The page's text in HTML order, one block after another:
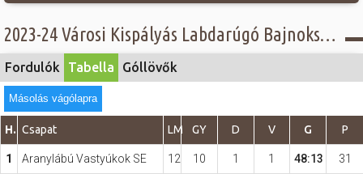
Sport
Szabadidő
Hasznos
2023-24 Városi Kispályás Labdarúgó Bajnokság - Tabella - Női osztály
Fordulók Tabella Góllövők
Másolás vágólapra
H. Csapat LM GY D V G P
1 Aranylábú Vastyúkok SE 12 10 1 1 48:13 31